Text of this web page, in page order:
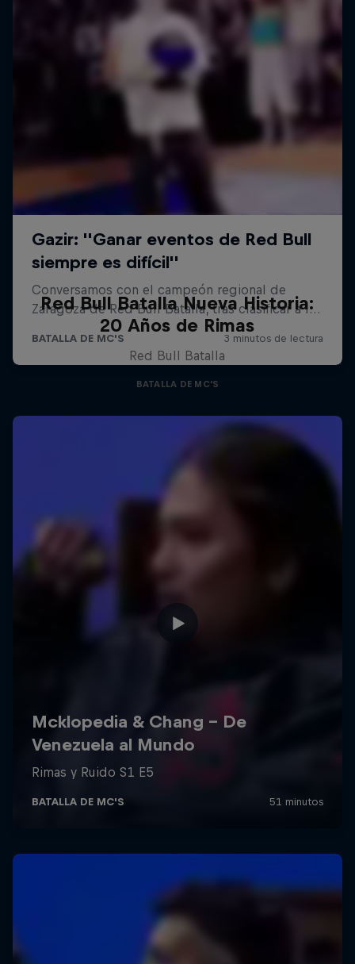
Red Bull Batalla Nueva Historia:
20 Años de Rimas
Red Bull Batalla
BATALLA DE MC'S